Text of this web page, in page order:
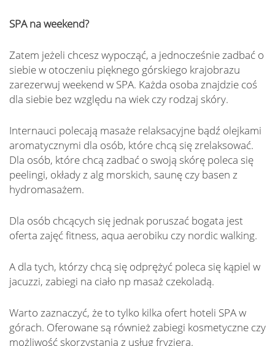
SPA na weekend?
Zatem jeżeli chcesz wypocząć, a jednocześnie zadbać o
siebie w otoczeniu pięknego górskiego krajobrazu
zarezerwuj weekend w SPA. Każda osoba znajdzie coś
dla siebie bez względu na wiek czy rodzaj skóry.
Internauci polecają masaże relaksacyjne bądź olejkami
aromatycznymi dla osób, które chcą się zrelaksować.
Dla osób, które chcą zadbać o swoją skórę poleca się
peelingi, okłady z alg morskich, saunę czy basen z
hydromasażem.
Dla osób chcących się jednak poruszać bogata jest
oferta zajęć fitness, aqua aerobiku czy nordic walking.
A dla tych, którzy chcą się odprężyć poleca się kąpiel w
jacuzzi, zabiegi na ciało np masaż czekoladą.
Warto zaznaczyć, że to tylko kilka ofert hoteli SPA w
górach. Oferowane są również zabiegi kosmetyczne czy
możliwość skorzystania z usług fryzjera.